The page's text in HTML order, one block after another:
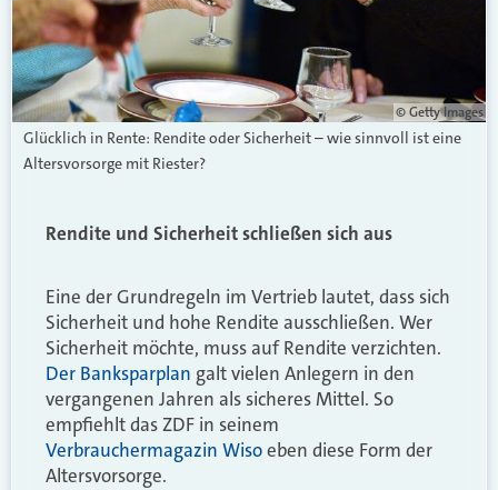
© Getty Images
Glücklich in Rente: Rendite oder Sicherheit – wie sinnvoll ist eine
Altersvorsorge mit Riester?
Rendite und Sicherheit schließen sich aus
Eine der Grundregeln im Vertrieb lautet, dass sich
Sicherheit und hohe Rendite ausschließen. Wer
Sicherheit möchte, muss auf Rendite verzichten.
Der Banksparplan galt vielen Anlegern in den
vergangenen Jahren als sicheres Mittel. So
empfiehlt das ZDF in seinem
Verbrauchermagazin Wisoeben diese Form der
Altersvorsorge.